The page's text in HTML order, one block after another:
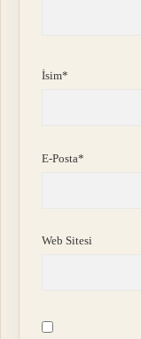
İsim*
E-Posta*
Web Sitesi